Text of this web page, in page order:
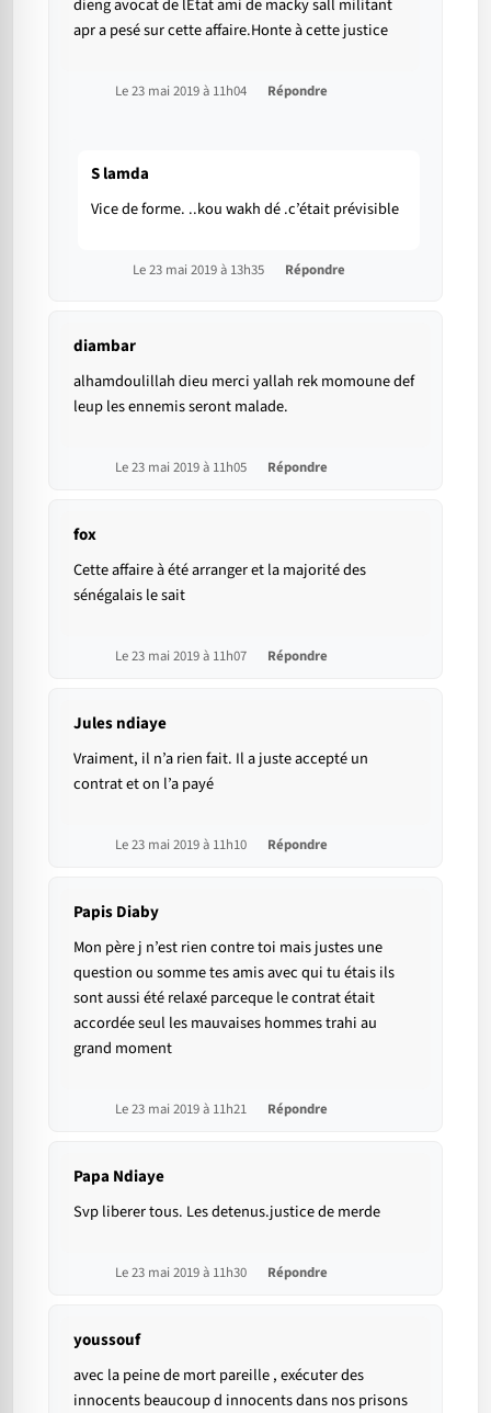
apr a pesé sur cette affaire.Honte à cette justice
Le 23 mai 2019 à 11h04 Répondre
S lamda
Vice de forme. ..kou wakh dé .c’était prévisible
Le 23 mai 2019 à 13h35 Répondre
diambar
alhamdoulillah dieu merci yallah rek momoune def
leup les ennemis seront malade.
Le 23 mai 2019 à 11h05 Répondre
fox
Cette affaire à été arranger et la majorité des
sénégalais le sait
Le 23 mai 2019 à 11h07 Répondre
Jules ndiaye
Vraiment, il n’a rien fait. Il a juste accepté un
contrat et on l’a payé
Le 23 mai 2019 à 11h10 Répondre
Papis Diaby
Mon père j n’est rien contre toi mais justes une
question ou somme tes amis avec qui tu étais ils
sont aussi été relaxé parceque le contrat était
accordée seul les mauvaises hommes trahi au
grand moment
Le 23 mai 2019 à 11h21 Répondre
Papa Ndiaye
Svp liberer tous. Les detenus.justice de merde
Le 23 mai 2019 à 11h30 Répondre
youssouf
avec la peine de mort pareille , exécuter des
innocents beaucoup d innocents dans nos prisons